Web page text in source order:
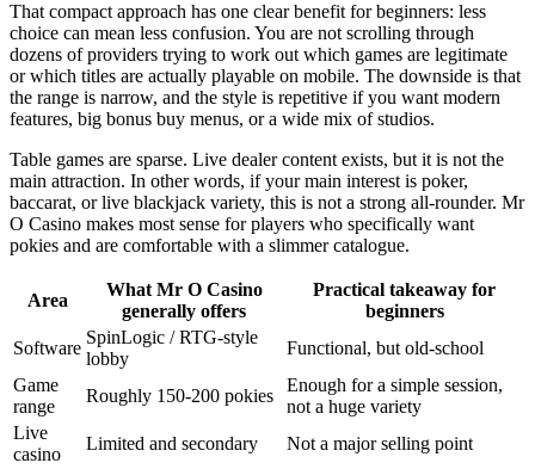
That compact approach has one clear benefit for beginners: less
choice can mean less confusion. You are not scrolling through
dozens of providers trying to work out which games are legitimate
or which titles are actually playable on mobile. The downside is that
the range is narrow, and the style is repetitive if you want modern
features, big bonus buy menus, or a wide mix of studios.
Table games are sparse. Live dealer content exists, but it is not the
main attraction. In other words, if your main interest is poker,
baccarat, or live blackjack variety, this is not a strong all-rounder. Mr
O Casino makes most sense for players who specifically want
pokies and are comfortable with a slimmer catalogue.
Area
What Mr O Casino
generally offers
Practical takeaway for
beginners
Software
SpinLogic / RTG-style
lobby
Functional, but old-school
Game
range
Roughly 150-200 pokies
Enough for a simple session,
not a huge variety
Live
casino
Limited and secondary
Not a major selling point